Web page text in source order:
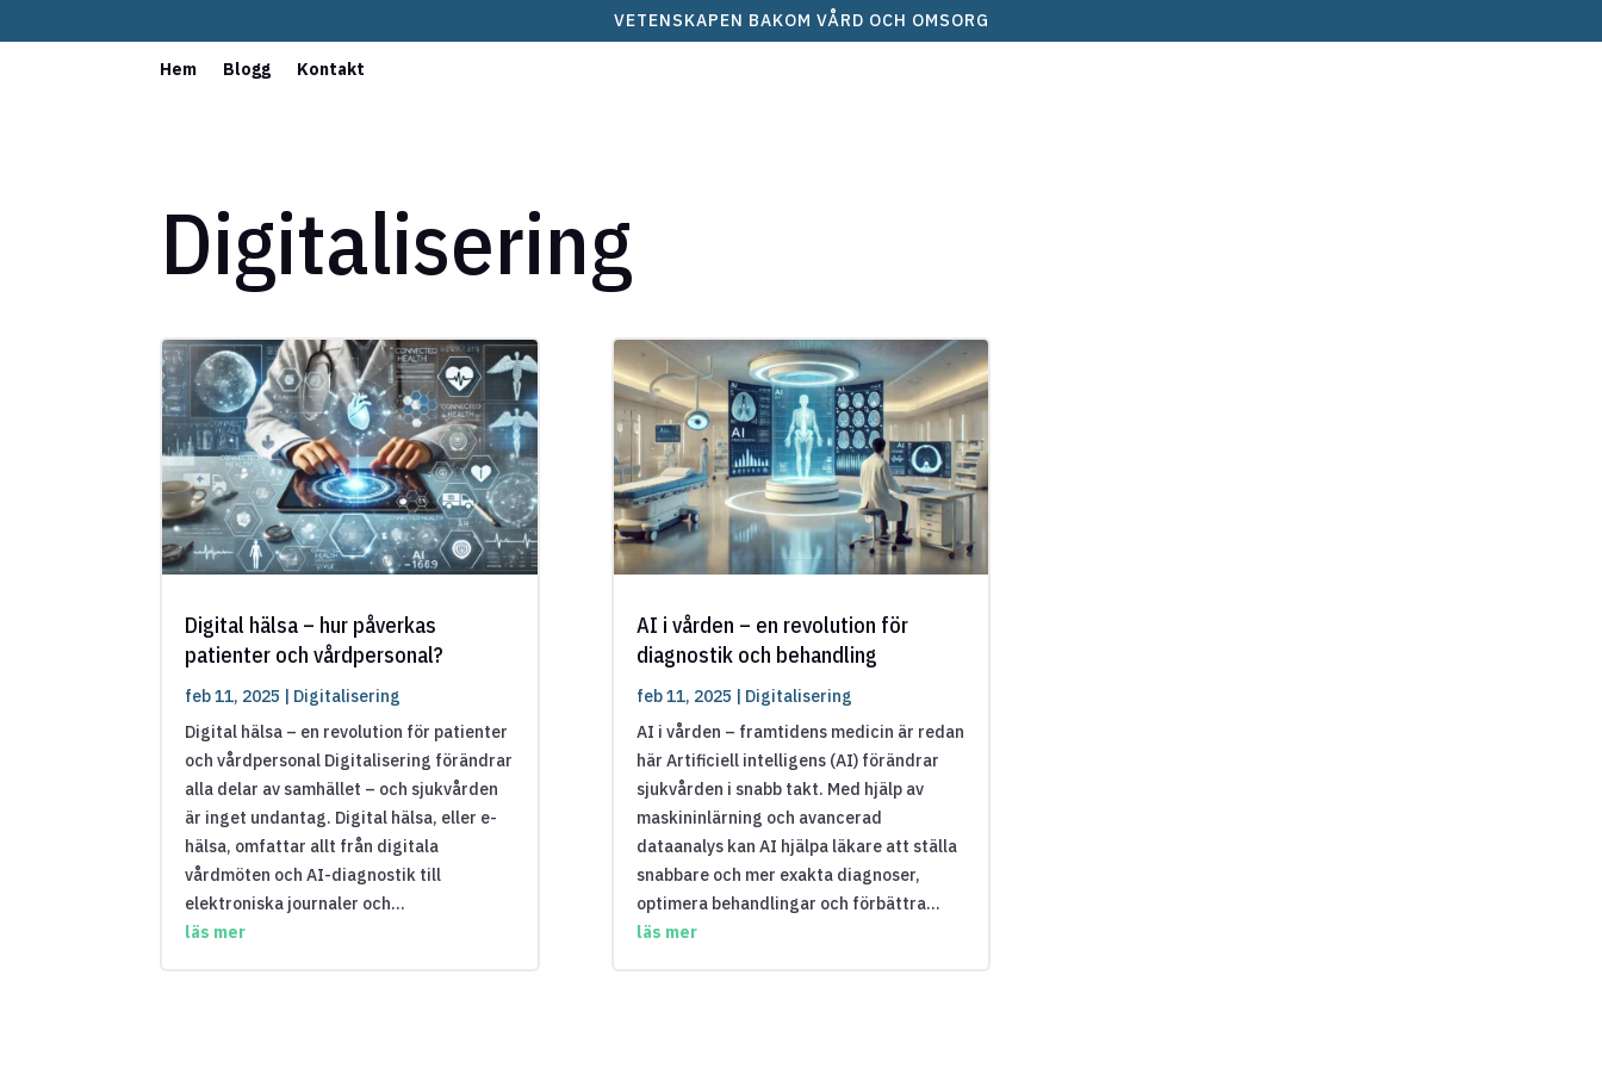
VETENSKAPEN BAKOM VÅRD OCH OMSORG
Hem Blogg Kontakt
Digitalisering
Digital hälsa – hur påverkas
patienter och vårdpersonal?
feb 11, 2025 | Digitalisering
Digital hälsa – en revolution för patienter
och vårdpersonal Digitalisering förändrar
alla delar av samhället – och sjukvården
är inget undantag. Digital hälsa, eller e-
hälsa, omfattar allt från digitala
vårdmöten och AI-diagnostik till
elektroniska journaler och...
läs mer
AI i vården – en revolution för
diagnostik och behandling
feb 11, 2025 | Digitalisering
AI i vården – framtidens medicin är redan
här Artificiell intelligens (AI) förändrar
sjukvården i snabb takt. Med hjälp av
maskininlärning och avancerad
dataanalys kan AI hjälpa läkare att ställa
snabbare och mer exakta diagnoser,
optimera behandlingar och förbättra...
läs mer